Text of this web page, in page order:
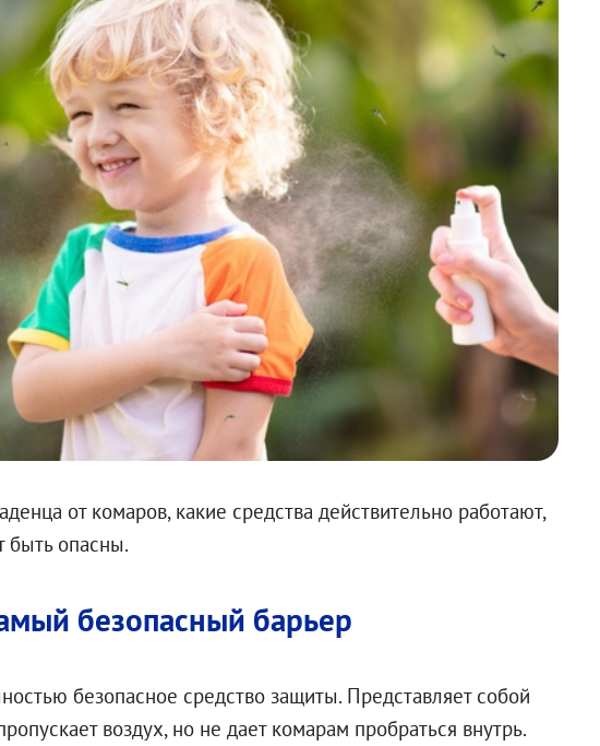
от комаров, какие средства действительно работают,
быть опасны.
безопасный барьер
безопасное средство защиты. Представляет собой
воздух, но не дает комарам пробраться внутрь.